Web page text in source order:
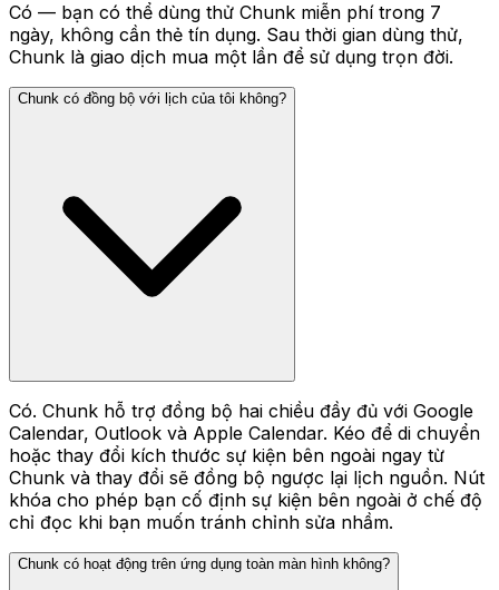
Có — bạn có thể dùng thử Chunk miễn phí trong 7
ngày, không cần thẻ tín dụng. Sau thời gian dùng thử,
Chunk là giao dịch mua một lần để sử dụng trọn đời.
Chunk có đồng bộ với lịch của tôi không?
Có. Chunk hỗ trợ đồng bộ hai chiều đầy đủ với Google
Calendar, Outlook và Apple Calendar. Kéo để di chuyển
hoặc thay đổi kích thước sự kiện bên ngoài ngay từ
Chunk và thay đổi sẽ đồng bộ ngược lại lịch nguồn. Nút
khóa cho phép bạn cố định sự kiện bên ngoài ở chế độ
chỉ đọc khi bạn muốn tránh chỉnh sửa nhầm.
Chunk có hoạt động trên ứng dụng toàn màn hình không?